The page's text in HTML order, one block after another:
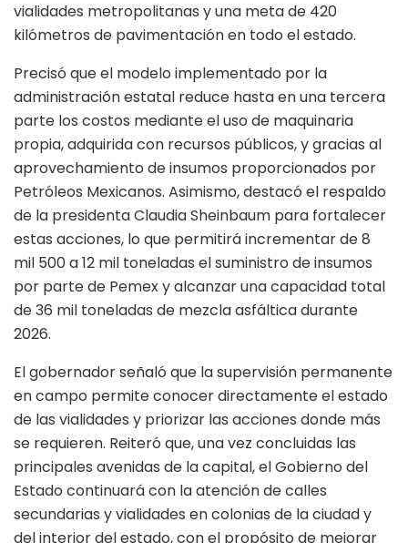
vialidades metropolitanas y una meta de 420
kilómetros de pavimentación en todo el estado.
Precisó que el modelo implementado por la
administración estatal reduce hasta en una tercera
parte los costos mediante el uso de maquinaria
propia, adquirida con recursos públicos, y gracias al
aprovechamiento de insumos proporcionados por
Petróleos Mexicanos. Asimismo, destacó el respaldo
de la presidenta Claudia Sheinbaum para fortalecer
estas acciones, lo que permitirá incrementar de 8
mil 500 a 12 mil toneladas el suministro de insumos
por parte de Pemex y alcanzar una capacidad total
de 36 mil toneladas de mezcla asfáltica durante
2026.
El gobernador señaló que la supervisión permanente
en campo permite conocer directamente el estado
de las vialidades y priorizar las acciones donde más
se requieren. Reiteró que, una vez concluidas las
principales avenidas de la capital, el Gobierno del
Estado continuará con la atención de calles
secundarias y vialidades en colonias de la ciudad y
del interior del estado, con el propósito de mejorar